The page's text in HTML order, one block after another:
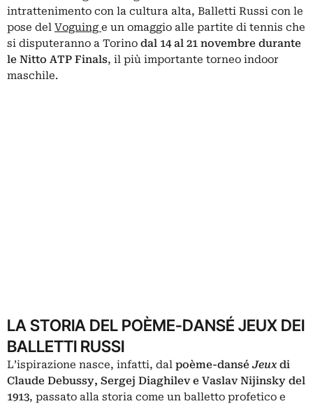
intrattenimento con la cultura alta, Balletti Russi con le
pose del Voguinge un omaggio alle partite di tennis che
si disputeranno a Torino dal 14 al 21 novembre durante
le Nitto ATP Finals, il più importante torneo indoor
maschile.
LA STORIA DEL POÈME-DANSÉ JEUX DEI
BALLETTI RUSSI
L’ispirazione nasce, infatti, dal poème-danséJeux di
Claude Debussy, Sergej Diaghilev e Vaslav Nijinsky del
1913, passato alla storia come un balletto profetico e